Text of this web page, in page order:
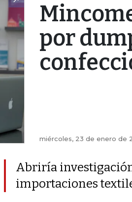
por
miércoles, 23 de enero de
Abriría
importaciones